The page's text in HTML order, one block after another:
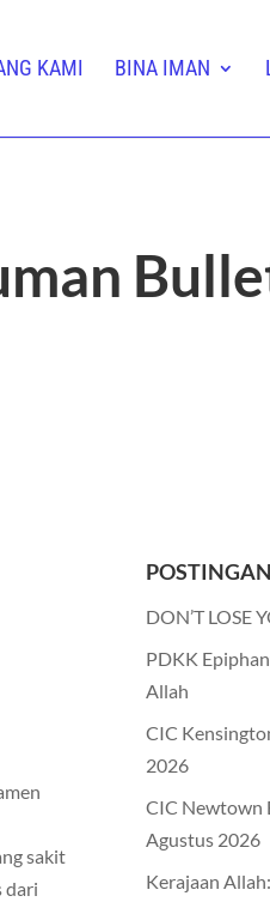
KAMI BINA IMAN
sakit
dari
DON’T LOSE
PDKK
Allah
CIC
2026
CIC Newtown
Agustus 2026
Kerajaan